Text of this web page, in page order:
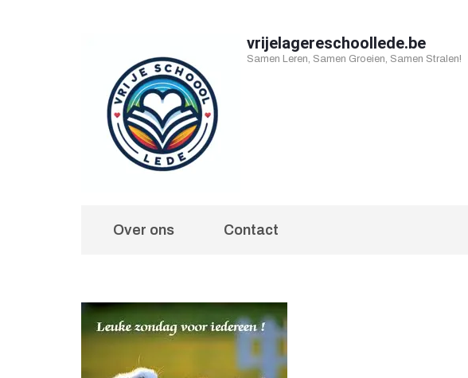
vrijelagereschoollede.be
Samen Leren, Samen Groeien, Samen Stralen!
Over ons Contact